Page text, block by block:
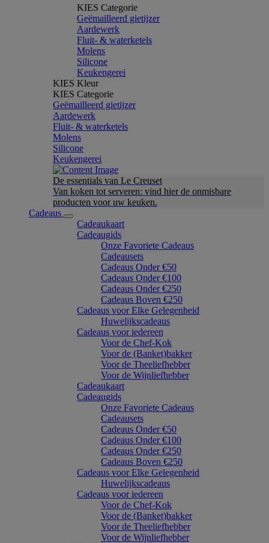
KIES Categorie
Geëmailleerd gietijzer
Aardewerk
Fluit- & waterketels
Molens
Silicone
Keukengerei
KIES Kleur
KIES Categorie
Geëmailleerd gietijzer
Aardewerk
Fluit- & waterketels
Molens
Silicone
Keukengerei
De essentials van Le Creuset
Van koken tot serveren: vind hier de onmisbare
producten voor uw keuken.
Cadeaus
Cadeaukaart
Cadeaugids
Onze Favoriete Cadeaus
Cadeausets
Cadeaus Onder €50
Cadeaus Onder €100
Cadeaus Onder €250
Cadeaus Boven €250
Cadeaus voor Elke Gelegenheid
Huwelijkscadeaus
Cadeaus voor iedereen
Voor de Chef-Kok
Voor de (Banket)bakker
Voor de Theeliefhebber
Voor de Wijnliefhebber
Cadeaukaart
Cadeaugids
Onze Favoriete Cadeaus
Cadeausets
Cadeaus Onder €50
Cadeaus Onder €100
Cadeaus Onder €250
Cadeaus Boven €250
Cadeaus voor Elke Gelegenheid
Huwelijkscadeaus
Cadeaus voor iedereen
Voor de Chef-Kok
Voor de (Banket)bakker
Voor de Theeliefhebber
Voor de Wijnliefhebber